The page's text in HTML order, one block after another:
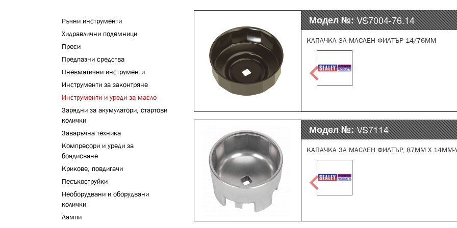
Ръчни инструменти
Хидравлични подемници
Преси
Предпазни средства
Пневматични инструменти
Инструменти за законтряне
Инструменти и уреди за масло
Зарядни за акумулатори, стартови
колички
Заваръчна техника
Компресори и уреди за
боядисване
Крикове, повдигачи
Песъкоструйки
Необорудвани и оборудвани
колички
Лампи
Модел №:VS7004-76.14
КАПАЧКА ЗА МАСЛЕН ФИЛТЪР 14/76ММ
Модел №:VS7114
КАПАЧКА ЗА МАСЛЕН ФИЛТЪР, 87ММ X 14MM-